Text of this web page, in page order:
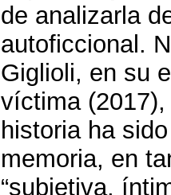
de analizarla
autoficcional.
Giglioli, en su
víctima
historia ha
memoria, en
“subjetiva,